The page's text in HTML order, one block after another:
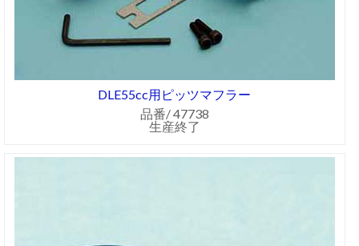
DLE55cc用ピッツマフラー
品番/ 47738
生産終了